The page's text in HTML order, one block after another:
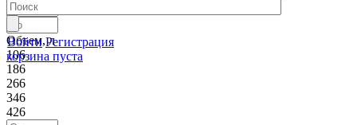
Войти Регистрация
корзина пуста
Объем, л
106
186
266
346
426